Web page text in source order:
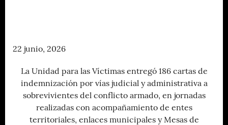
22 junio, 2026
La Unidad para las Víctimas entregó 186 cartas de
indemnización por vías judicial y administrativa a
sobrevivientes del conflicto armado, en jornadas
realizadas con acompañamiento de entes
territoriales, enlaces municipales y Mesas de